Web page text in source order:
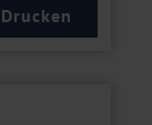
Drucken